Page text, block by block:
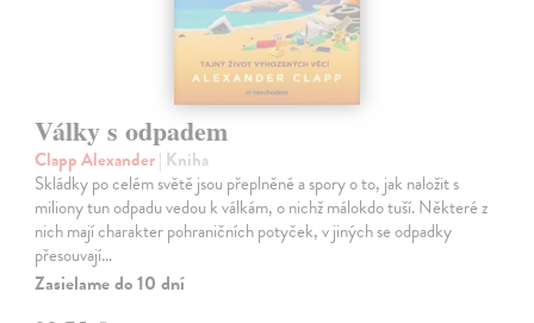
Války s odpadem
Clapp Alexander| Kniha
Skládky po celém světě jsou přeplněné a spory o to, jak naložit s
miliony tun odpadu vedou k válkám, o nichž málokdo tuší. Některé z
nich mají charakter pohraničních potyček, v jiných se odpadky
přesouvají…
Zasielame do 10 dní